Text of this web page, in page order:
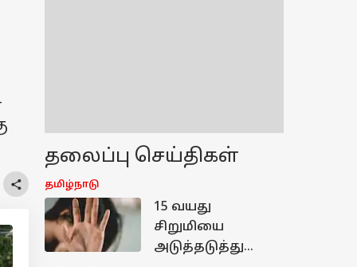
தலைப்பு செய்திகள்
தமிழ்நாடு
15 வயது
சிறுமியை
அடுத்தடுத்து